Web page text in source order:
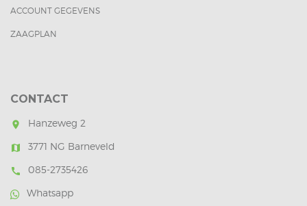
ACCOUNT GEGEVENS
ZAAGPLAN
CONTACT
room Hanzeweg 2
map 3771 NG Barneveld
call
085-2735426
Whatsapp